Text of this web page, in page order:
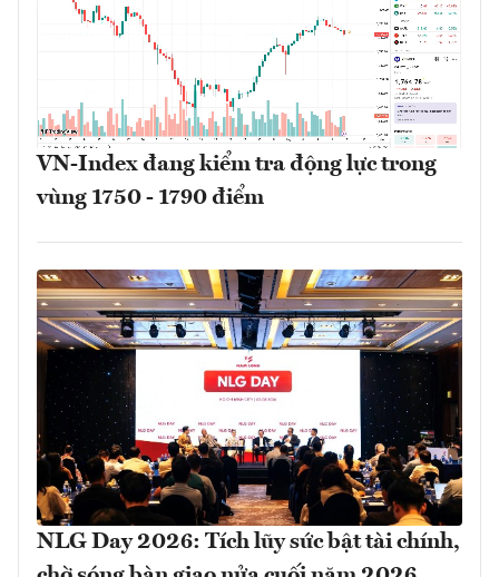
VN-Index đang kiểm tra động lực trong
vùng 1750 - 1790 điểm
NLG Day 2026: Tích lũy sức bật tài chính,